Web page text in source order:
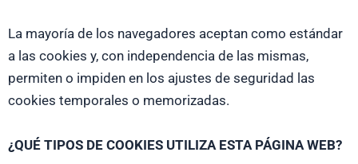
La mayoría de los navegadores aceptan como estándar
a las cookies y, con independencia de las mismas,
permiten o impiden en los ajustes de seguridad las
cookies temporales o memorizadas.
¿QUÉ TIPOS DE COOKIES UTILIZA ESTA PÁGINA WEB?